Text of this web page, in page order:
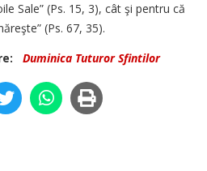
Sale” (Ps. 15, 3), cât şi pentru că
(Ps. 67, 35).
Duminica Tuturor Sfintilor